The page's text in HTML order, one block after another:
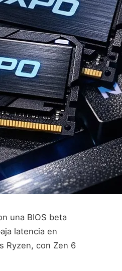
una BIOS beta
latencia en
Ryzen, con Zen 6